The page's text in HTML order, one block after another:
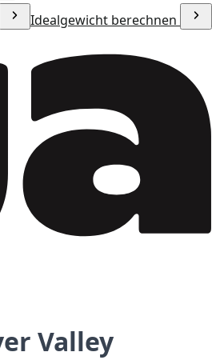
Idealgewicht berechnen
Valley